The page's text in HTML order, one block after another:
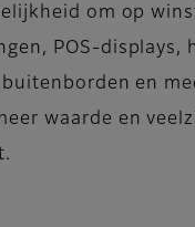
om op
POS-displays,
en
waarde en